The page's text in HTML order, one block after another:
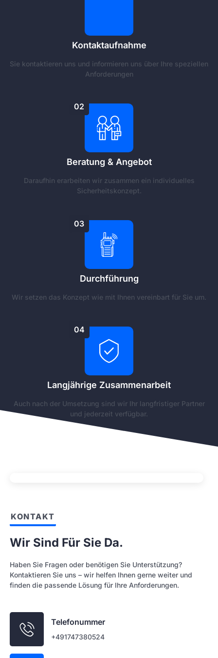
Kontaktaufnahme
Sie kontaktieren uns und informieren uns über Ihre speziellen
Anforderungen
02
Beratung & Angebot
Daraufhin erarbeiten wir zusammen ein individuelles
Sicherheitskonzept.
03
Durchführung
Wir setzen das Konzept wie mit Ihnen vereinbart für Sie um.
04
Langjährige Zusammenarbeit
Auch nach der Umsetzung sind wir Ihr langfristiger Partner
und jederzeit verfügbar.
KONTAKT
Wir Sind Für Sie Da.
Haben Sie Fragen oder benötigen Sie Unterstützung?
Kontaktieren Sie uns – wir helfen Ihnen gerne weiter und
finden die passende Lösung für Ihre Anforderungen.
Telefonummer
+491747380524